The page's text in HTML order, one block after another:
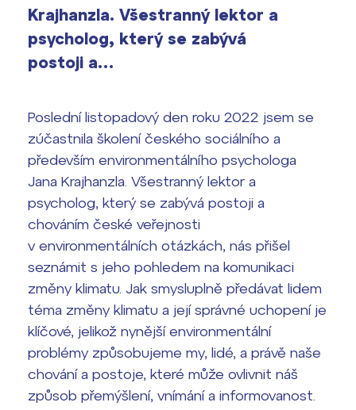
Výsledky 1. kola přijímacího řízení
2026/2027
Maturitní zkoušky
Europass
FOCUSing
Zahraniční stipendia
ČAG studentský
Maturitní témata
Pomoc! Mám problém!
Harmonogram školního roku
Termíny maturit
Bakaláři
Office 365
Krajhanzla. Všestranný lektor a
psycholog, který se zabývá
postoji a…
Poslední listopadový den roku 2022 jsem se
zúčastnila školení českého sociálního a
především environmentálního psychologa
Jana Krajhanzla. Všestranný lektor a
psycholog, který se zabývá postoji a
chováním české veřejnosti
v environmentálních otázkách, nás přišel
seznámit s jeho pohledem na komunikaci
změny klimatu. Jak smysluplně předávat lidem
téma změny klimatu a její správné uchopení je
klíčové, jelikož nynější environmentální
problémy způsobujeme my, lidé, a právě naše
chování a postoje, které může ovlivnit náš
způsob přemýšlení, vnímání a informovanost.